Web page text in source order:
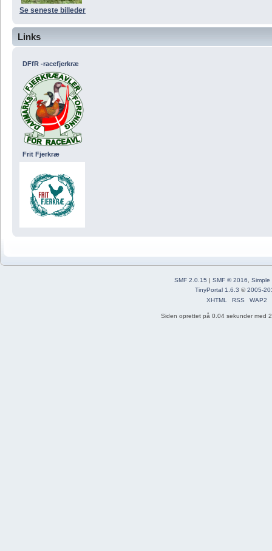
Se seneste billeder
Links
DFfR -racefjerkræ
Frit Fjerkræ
SMF 2.0.15 SMF © 2016, Simple
TinyPortal 1.6.3 ©2005-
XHTML
RSS WAP2
Siden oprettet på 0.04 sekunder med